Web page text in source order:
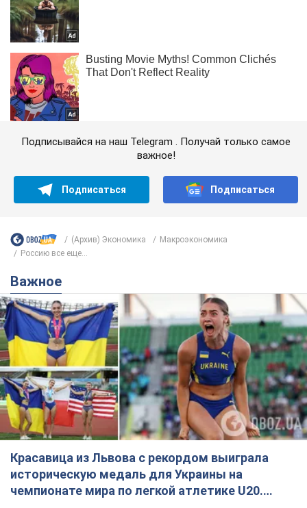
Подписывайся на наш Telegram . Получай только самое
важное!
Подписаться Подписаться
(Архив) Экономика
Mакроэкономика
Россию все еще...
Важное
Красавица из Львова с рекордом выиграла
историческую медаль для Украины на
чемпионате мира по легкой атлетике U20.